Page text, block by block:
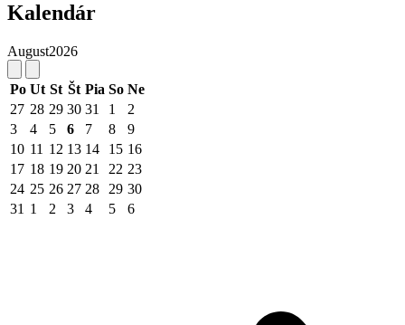
Kalendár
August2026
Po Ut St Št Pia So Ne
27 28 29 30 31 1
2
3
4 5 6 7 8
9
10 11 12 13 14 15 16
17 18 19 20 21 22 23
24 25 26 27 28 29 30
31 1 2 3 4 5 6